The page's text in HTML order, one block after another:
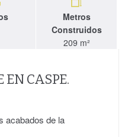
Metros
Construidos
209 m²
EN CASPE.
acabados de la